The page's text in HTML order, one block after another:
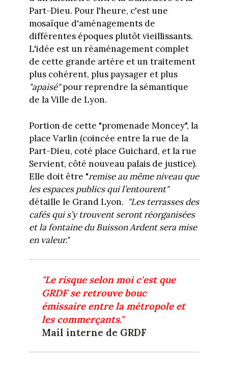
Part-Dieu. Pour l'heure, c'est une
mosaïque d'aménagements de
différentes époques plutôt vieillissants.
L'idée est un réaménagement complet
de cette grande artère et un traitement
plus cohérent, plus paysager et plus
"apaisé"pour reprendre la sémantique
de la Ville de Lyon.
Portion de cette "promenade Moncey", la
place Varlin (coincée entre la rue de la
Part-Dieu, coté place Guichard, et la rue
Servient, côté nouveau palais de justice).
Elle doit être "remise au même niveau que
les espaces publics qui l’entourent"
détaille le Grand Lyon. "Les terrasses des
cafés qui s’y trouvent seront réorganisées
et la fontaine du Buisson Ardent sera mise
en valeur."
"Le risque selon moi c'est que
GRDF se retrouve bouc
émissaire entre la métropole et
les commerçants."
Mail interne de GRDF